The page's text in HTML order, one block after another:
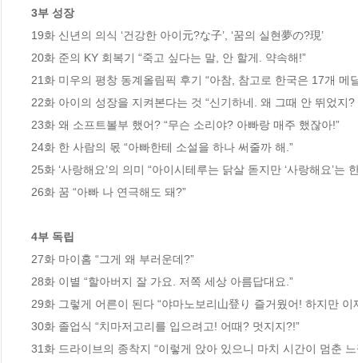
3부 성장
19화 신년의 의식 ‘건강한 아이元?な子’, ‘꿈의 실현夢の?現’
20화 준의 KY 회복기 “죽고 싶다는 말, 안 할게. 약속해!”
21화 미우의 평창 동계올림픽 후기 “아참, 참고로 한국은 17개 메
22화 아이의 성장을 지켜본다는 것 “신기하네. 왜 그때 안 뛰었지?
23화 왜 소프트볼부 했어? “무슨 소리야? 아빠랑 매주 했잖아!”
24화 한 사람의 몫 “아빠한테 소설을 하나 써줄까 해.”
25화 ‘사랑해요’의 의미 “아이시테루는 닭살 돋지만 ‘사랑해요’는
26화 꿈 “아빠 나 연극해도 돼?”
4부 독립
27화 마이홈 “그게 왜 부러운데?”
28화 이별 “할아버지 잘 가요. 저쪽 세상 아름답대요.”
29화 그렇게 어른이 된다 “야마노보리山登り 즐거웠어! 하지만 이
30화 졸업식 “치마저고리를 입으려고! 어때? 멋지지?!”
31화 드라이브의 종착지 “이렇게 앉아 있으니 마치 시간이 멈춘 느